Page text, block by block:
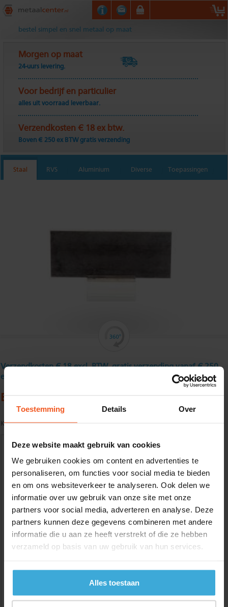
Toestemming Details Over
Deze website maakt gebruik van cookies
We gebruiken cookies om content en advertenties te
personaliseren, om functies voor social media te bieden
en om ons websiteverkeer te analyseren. Ook delen we
informatie over uw gebruik van onze site met onze
partners voor social media, adverteren en analyse. Deze
partners kunnen deze gegevens combineren met andere
informatie die u aan ze heeft verstrekt of die ze hebben
verzameld op basis van uw gebruik van hun services.
Alles toestaan
Metaalcenter.nl
bestel simpel en snel metaal op maat
Morgen op maat
24-uurs levering.
Voor bedrijf en particulier
alles uit voorraad leverbaar.
Verzendkosten € 18 ex btw.
Boven € 250 ex BTW gratis verzending
Staal RVS Aluminium Diverse Toepassingen
Verzendkosten € 18 excl. BTW, gratis verzending vanaf € 250
excl. BTW
Blank platstaal 80 x 16 mm
Kwaliteit: S235JRG2C+C tol. vlgs. DIN 671/ EN 10278
Gewenste
lengtemaat in
(max. 2000 mm)
+/- 2 mm lengtetolerantie
Materiaalkosten
Alle bedragen zijn excl. 21% BTW